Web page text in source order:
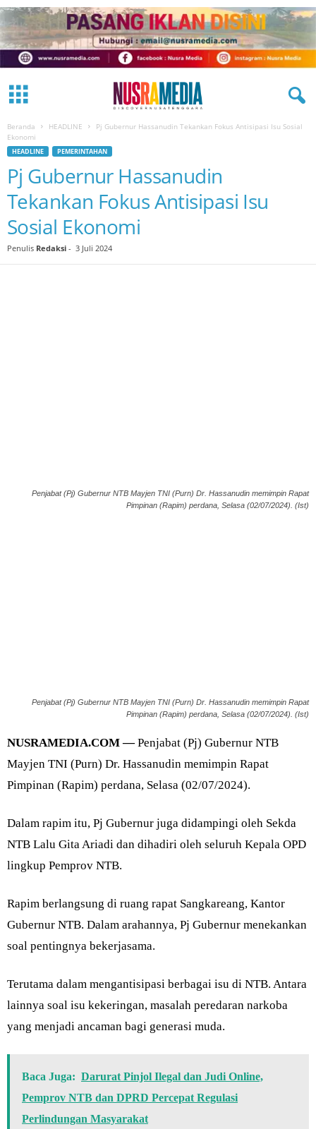
Beranda HEADLINE
Pj Gubernur Hassanudin Tekankan Fokus Antisipasi Isu Sosial
Ekonomi
HEADLINE PEMERINTAHAN
Pj Gubernur Hassanudin
Tekankan Fokus Antisipasi Isu
Sosial Ekonomi
Penulis Redaksi - 3 Juli 2024
Penjabat (Pj) Gubernur NTB Mayjen TNI (Purn) Dr. Hassanudin memimpin Rapat
Pimpinan (Rapim) perdana, Selasa (02/07/2024). (Ist)
Penjabat (Pj) Gubernur NTB Mayjen TNI (Purn) Dr. Hassanudin memimpin Rapat
Pimpinan (Rapim) perdana, Selasa (02/07/2024). (Ist)
NUSRAMEDIA.COM —Penjabat (Pj) Gubernur NTB
Mayjen TNI (Purn) Dr. Hassanudin memimpin Rapat
Pimpinan (Rapim) perdana, Selasa (02/07/2024).
Dalam rapim itu, Pj Gubernur juga didampingi oleh Sekda
NTB Lalu Gita Ariadi dan dihadiri oleh seluruh Kepala OPD
lingkup Pemprov NTB.
Rapim berlangsung di ruang rapat Sangkareang, Kantor
Gubernur NTB. Dalam arahannya, Pj Gubernur menekankan
soal pentingnya bekerjasama.
Terutama dalam mengantisipasi berbagai isu di NTB. Antara
lainnya soal isu kekeringan, masalah peredaran narkoba
yang menjadi ancaman bagi generasi muda.
Baca Juga: Darurat Pinjol Ilegal dan Judi Online,
Pemprov NTB dan DPRD Percepat Regulasi
Perlindungan Masyarakat